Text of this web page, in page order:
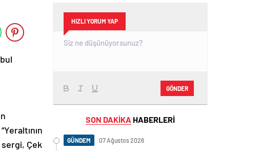
sergi, Çek
HIZLI YORUM YAP
GÖNDER
SON DAKİKA HABERLERİ
GÜNDEM 07 Ağustos 2026